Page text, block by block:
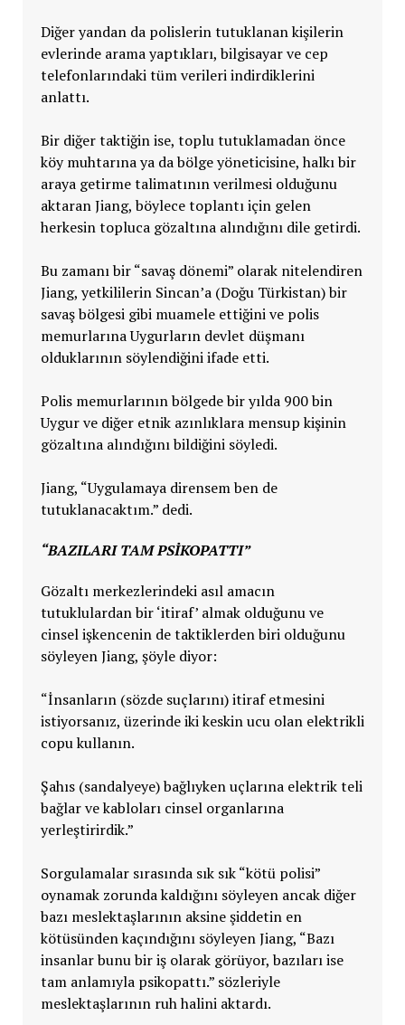
Diğer yandan da polislerin tutuklanan kişilerin
evlerinde arama yaptıkları, bilgisayar ve cep
telefonlarındaki tüm verileri indirdiklerini
anlattı.
Bir diğer taktiğin ise, toplu tutuklamadan önce
köy muhtarına ya da bölge yöneticisine, halkı bir
araya getirme talimatının verilmesi olduğunu
aktaran Jiang, böylece toplantı için gelen
herkesin topluca gözaltına alındığını dile getirdi.
Bu zamanı bir “savaş dönemi” olarak nitelendiren
Jiang, yetkililerin Sincan’a (Doğu Türkistan) bir
savaş bölgesi gibi muamele ettiğini ve polis
memurlarına Uygurların devlet düşmanı
olduklarının söylendiğini ifade etti.
Polis memurlarının bölgede bir yılda 900 bin
Uygur ve diğer etnik azınlıklara mensup kişinin
gözaltına alındığını bildiğini söyledi.
Jiang, “Uygulamaya dirensem ben de
tutuklanacaktım.” dedi.
“BAZILARI TAM PSIKOPATTI”
Gözaltı merkezlerindeki asıl amacın
tutuklulardan bir ‘itiraf’ almak olduğunu ve
cinsel işkencenin de taktiklerden biri olduğunu
söyleyen Jiang, şöyle diyor:
“İnsanların (sözde suçlarını) itiraf etmesini
istiyorsanız, üzerinde iki keskin ucu olan elektrikli
copu kullanın.
Şahıs (sandalyeye) bağlıyken uçlarına elektrik teli
bağlar ve kabloları cinsel organlarına
yerleştirirdik.”
Sorgulamalar sırasında sık sık “kötü polisi”
oynamak zorunda kaldığını söyleyen ancak diğer
bazı meslektaşlarının aksine şiddetin en
kötüsünden kaçındığını söyleyen Jiang, “Bazı
insanlar bunu bir iş olarak görüyor, bazıları ise
tam anlamıyla psikopattı.” sözleriyle
meslektaşlarının ruh halini aktardı.